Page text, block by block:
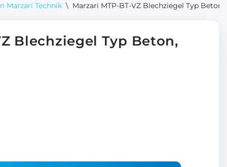
Marzari Technik \ Marzari MTP-BT-VZ Blechziegel Typ
Blechziegel Typ Beton,